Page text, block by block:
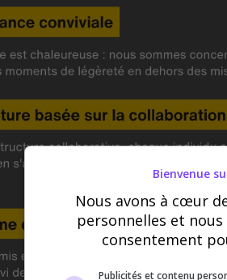
Bienvenue
Nous avons à cœur
personnelles et
consentement
Publicités et contenu